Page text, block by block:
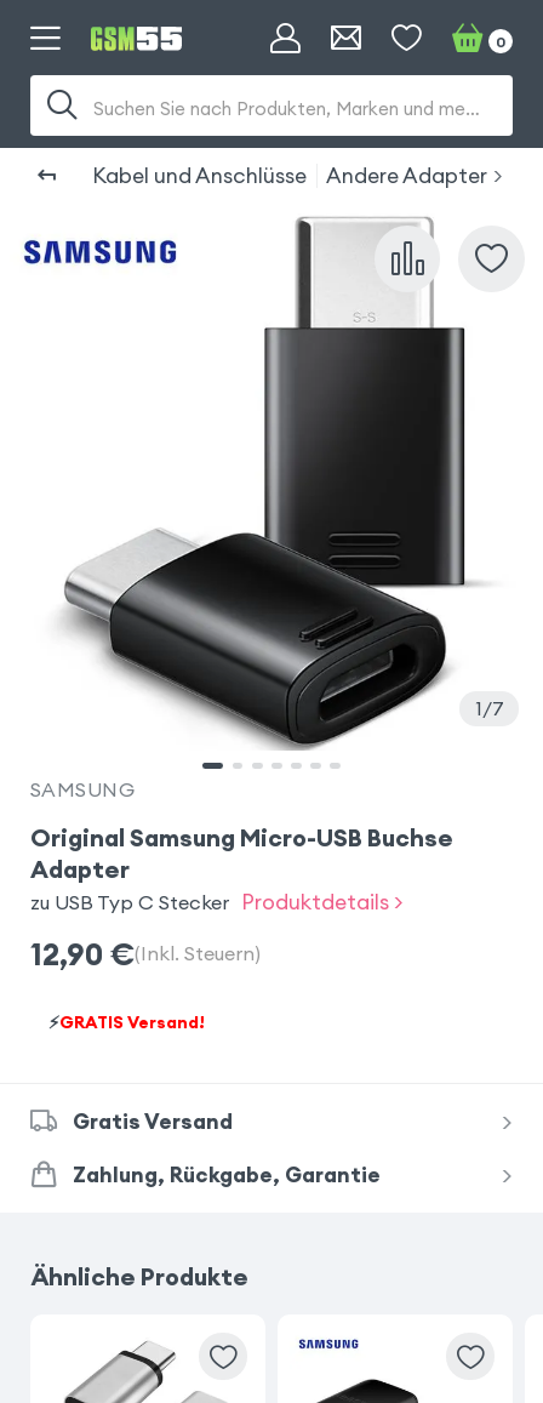
Suchen Sie nach Produkten, Marken und mehr...
0
Kabel und Anschlüsse Andere Adapter
1 7
SAMSUNG
Original Samsung Micro-USB Buchse
Adapter
zu USB Typ C Stecker Produktdetails >
12,90 €(Inkl. Steuern)
⚡GRATIS Versand!
Gratis Versand
Zahlung, Rückgabe, Garantie
Ähnliche Produkte